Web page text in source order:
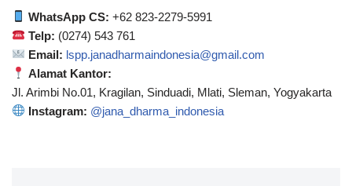
WhatsApp CS: +62 823-2279-5991
Telp: (0274) 543 761
Email: lspp.janadharmaindonesia@gmail.com
Alamat Kantor:
Jl. Arimbi No.01, Kragilan, Sinduadi, Mlati, Sleman, Yogyakarta
Instagram: @jana_dharma_indonesia